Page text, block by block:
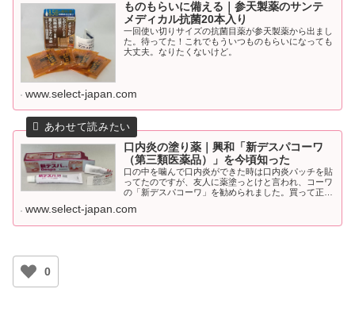
ものもらいに備える｜参天製薬のサンテ
メディカル抗菌20本入り
一回使い切りサイズの抗菌目薬が参天製薬から出まし
た。待ってた！これでもういつものもらいになっても
大丈夫。なりたくないけど。
www.select-japan.com
口内炎の塗り薬｜興和「新デスパコーワ
（第三類医薬品）」を今頃知った
口の中を噛んで口内炎ができた時は口内炎パッチを貼
ってたのですが、友人に薬塗っとけと言われ、コーワ
の「新デスパコーワ」を勧められました。買って正解
www.select-japan.com
0